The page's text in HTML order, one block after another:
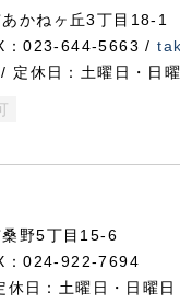
かねヶ丘3丁目18-1
：023-644-5663 /
休日：土曜日・日
野5丁目15-6
：024-922-7694
日：土曜日・日曜日